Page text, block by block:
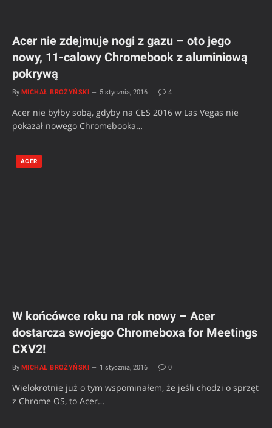
Acer nie zdejmuje nogi z gazu – oto jego
nowy, 11-calowy Chromebook z aluminiową
pokrywą
By MICHAŁ BROŻYŃSKI 5 stycznia, 2016 4
Acer nie byłby sobą, gdyby na CES 2016 w Las Vegas nie
pokazał nowego Chromebooka…
ACER
W końcówce roku na rok nowy – Acer
dostarcza swojego Chromeboxa for Meetings
CXV2!
By MICHAŁ BROŻYŃSKI 1 stycznia, 2016 0
Wielokrotnie już o tym wspominałem, że jeśli chodzi o sprzęt
z Chrome OS, to Acer…